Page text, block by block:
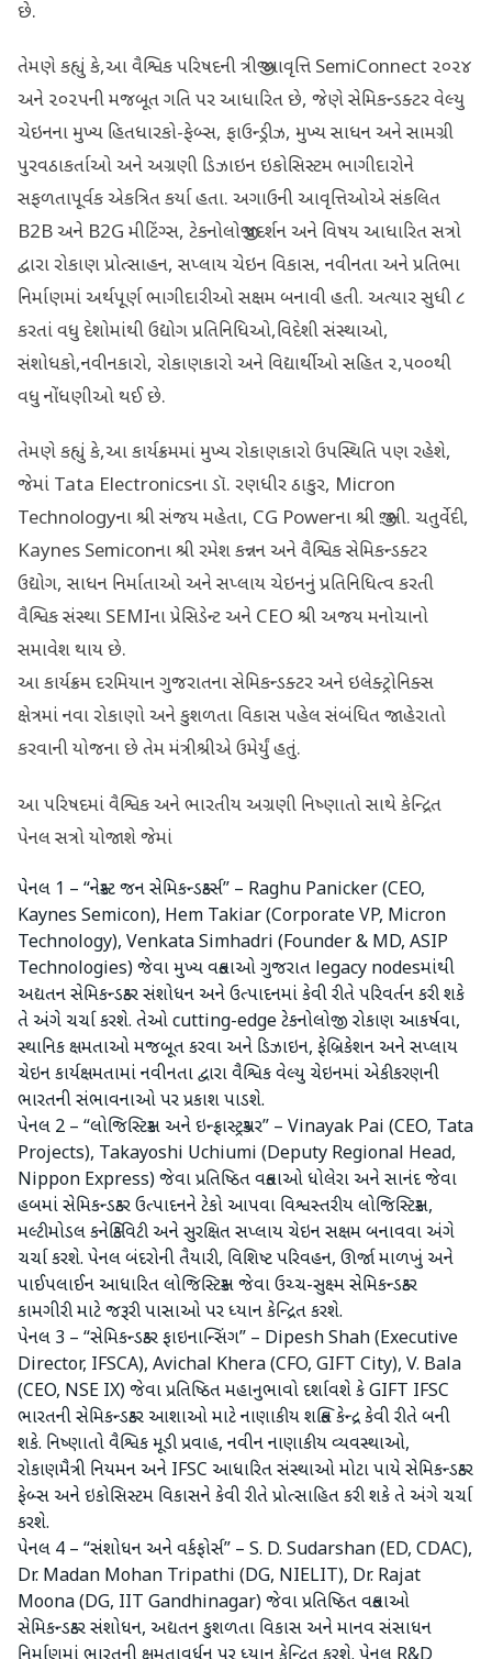
છે.
તેમણે કહ્યું કે,આ વૈશ્વિક પરિષદની ત્રીજી આવૃત્તિ SemiConnect ૨૦૨૪
અને ૨૦૨૫ની મજબૂત ગતિ પર આધારિત છે, જેણે સેમિકન્ડક્ટર વેલ્યુ
ચેઇનના મુખ્ય હિતધારકો-ફેબ્સ, ફાઉન્ડ્રીઝ, મુખ્ય સાધન અને સામગ્રી
પુરવઠાકર્તાઓ અને અગ્રણી ડિઝાઇન ઇકોસિસ્ટમ ભાગીદારોને
સફળતાપૂર્વક એકત્રિત કર્યા હતા. અગાઉની આવૃત્તિઓએ સંકલિત
B2B અને B2G મીટિંગ્સ, ટેકનોલોજી પ્રદર્શન અને વિષય આધારિત સત્રો
દ્વારા રોકાણ પ્રોત્સાહન, સપ્લાય ચેઇન વિકાસ, નવીનતા અને પ્રતિભા
નિર્માણમાં અર્થપૂર્ણ ભાગીદારીઓ સક્ષમ બનાવી હતી. અત્યાર સુધી ૮
કરતાં વધુ દેશોમાંથી ઉદ્યોગ પ્રતિનિધિઓ,વિદેશી સંસ્થાઓ,
સંશોધકો,નવીનકારો, રોકાણકારો અને વિદ્યાર્થીઓ સહિત ૨,૫૦૦થી
વધુ નોંધણીઓ થઈ છે.
તેમણે કહ્યું કે,આ કાર્યક્રમમાં મુખ્ય રોકાણકારો ઉપસ્થિતિ પણ રહેશે,
જેમાં Tata Electronicsના ડૉ. રણધીર ઠાકુર, Micron
Technologyના શ્રી સંજય મહેતા, CG Powerના શ્રી જી. સી. ચતુર્વેદી,
Kaynes Semiconના શ્રી રમેશ કન્નન અને વૈશ્વિક સેમિકન્ડક્ટર
ઉદ્યોગ, સાધન નિર્માતાઓ અને સપ્લાય ચેઇનનું પ્રતિનિધિત્વ કરતી
વૈશ્વિક સંસ્થા SEMIના પ્રેસિડેન્ટ અને CEO શ્રી અજય મનોચાનો
સમાવેશ થાય છે.
આ કાર્યક્રમ દરમિયાન ગુજરાતના સેમિકન્ડક્ટર અને ઇલેક્ટ્રોનિક્સ
ક્ષેત્રમાં નવા રોકાણો અને કુશળતા વિકાસ પહેલ સંબંધિત જાહેરાતો
કરવાની યોજના છે તેમ‌ મંત્રીશ્રીએ ઉમેર્યું હતું.
આ પરિષદમાં વૈશ્વિક અને ભારતીય અગ્રણી નિષ્ણાતો સાથે કેન્દ્રિત
પેનલ સત્રો યોજાશે જેમાં
પેનલ 1 – “નેક્સ્ટ જન સેમિકન્ડક્ટર્સ” – Raghu Panicker (CEO,
Kaynes Semicon), Hem Takiar (Corporate VP, Micron
Technology), Venkata Simhadri (Founder & MD, ASIP
Technologies) જેવા મુખ્ય વક્તાઓ ગુજરાત legacy nodesમાંથી
અદ્યતન સેમિકન્ડક્ટર સંશોધન અને ઉત્પાદનમાં કેવી રીતે પરિવર્તન કરી શકે
તે અંગે ચર્ચા કરશે. તેઓ cutting-edge ટેકનોલોજી રોકાણ આકર્ષવા,
સ્થાનિક ક્ષમતાઓ મજબૂત કરવા અને ડિઝાઇન, ફેબ્રિકેશન અને સપ્લાય
ચેઇન કાર્યક્ષમતામાં નવીનતા દ્વારા વૈશ્વિક વેલ્યુ ચેઇનમાં એકીકરણની
ભારતની સંભાવનાઓ પર પ્રકાશ પાડશે.
પેનલ 2 – “લોજિસ્ટિક્સ અને ઇન્ફ્રાસ્ટ્રક્ચર” – Vinayak Pai (CEO, Tata
Projects), Takayoshi Uchiumi (Deputy Regional Head,
Nippon Express) જેવા પ્રતિષ્ઠિત વક્તાઓ ધોલેરા અને સાનંદ જેવા
હબમાં સેમિકન્ડક્ટર ઉત્પાદનને ટેકો આપવા વિશ્વસ્તરીય લોજિસ્ટિક્સ,
મલ્ટીમોડલ કનેક્ટિવિટી અને સુરક્ષિત સપ્લાય ચેઇન સક્ષમ બનાવવા અંગે
ચર્ચા કરશે. પેનલ બંદરોની તૈયારી, વિશિષ્ટ પરિવહન, ઊર્જા માળખું અને
પાઈપલાઈન આધારિત લોજિસ્ટિક્સ જેવા ઉચ્ચ-સુક્ષ્મ સેમિકન્ડક્ટર
કામગીરી માટે જરૂરી પાસાઓ પર ધ્યાન કેન્દ્રિત કરશે.
પેનલ 3 – “સેમિકન્ડક્ટર ફાઇનાન્સિંગ” – Dipesh Shah (Executive
Director, IFSCA), Avichal Khera (CFO, GIFT City), V. Bala
(CEO, NSE IX) જેવા પ્રતિષ્ઠિત મહાનુભાવો દર્શાવશે કે GIFT IFSC
ભારતની સેમિકન્ડક્ટર આશાઓ માટે નાણાકીય શક્તિ કેન્દ્ર કેવી રીતે બની
શકે. નિષ્ણાતો વૈશ્વિક મૂડી પ્રવાહ, નવીન નાણાકીય વ્યવસ્થાઓ,
રોકાણમૈત્રી નિયમન અને IFSC આધારિત સંસ્થાઓ મોટા પાયે સેમિકન્ડક્ટર
ફેબ્સ અને ઇકોસિસ્ટમ વિકાસને કેવી રીતે પ્રોત્સાહિત કરી શકે તે અંગે ચર્ચા
કરશે.
પેનલ 4 – “સંશોધન અને વર્કફોર્સ” – S. D. Sudarshan (ED, CDAC),
Dr. Madan Mohan Tripathi (DG, NIELIT), Dr. Rajat
Moona (DG, IIT Gandhinagar) જેવા પ્રતિષ્ઠિત વક્તાઓ
સેમિકન્ડક્ટર સંશોધન, અદ્યતન કુશળતા વિકાસ અને માનવ સંસાધન